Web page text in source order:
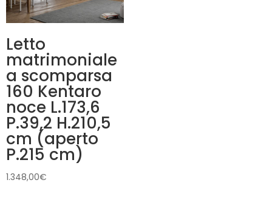
Letto
matrimoniale
a scomparsa
160 Kentaro
noce L.173,6
P.39,2 H.210,5
cm (aperto
P.215 cm)
1.348,00€